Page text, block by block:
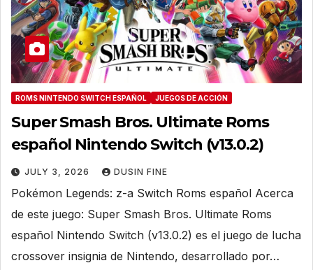
ROMS NINTENDO SWITCH ESPAÑOL JUEGOS DE ACCIÓN
Super Smash Bros. Ultimate Roms
español Nintendo Switch (v13.0.2)
JULY 3, 2026 DUSIN FINE
Pokémon Legends: z-a Switch Roms español Acerca
de este juego: Super Smash Bros. Ultimate Roms
español Nintendo Switch (v13.0.2) es el juego de lucha
crossover insignia de Nintendo, desarrollado por…